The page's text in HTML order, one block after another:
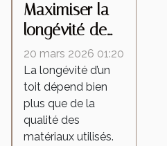
Maximiser la
longévité de
votre toit
grâce à des
soins
professionnels
20 mars 2026 01:20
La longévité d’un
toit dépend bien
plus que de la
qualité des
matériaux utilisés.